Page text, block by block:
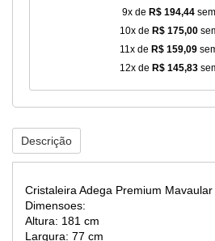
9x de R$ 194,44
10x de R$ 175,00
11x de R$ 159,09
12x de R$ 145,83
Descrição
Cristaleira Adega Premium Mavaular
Dimensoes:
Altura: 181 cm
Largura: 77 cm